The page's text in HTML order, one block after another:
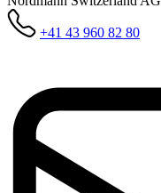
+41 43 960 82 80